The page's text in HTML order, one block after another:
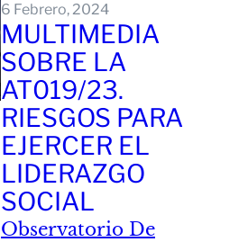
6 Febrero, 2024
MULTIMEDIA
SOBRE LA
AT019/23.
RIESGOS PARA
EJERCER EL
LIDERAZGO
SOCIAL
Observatorio De